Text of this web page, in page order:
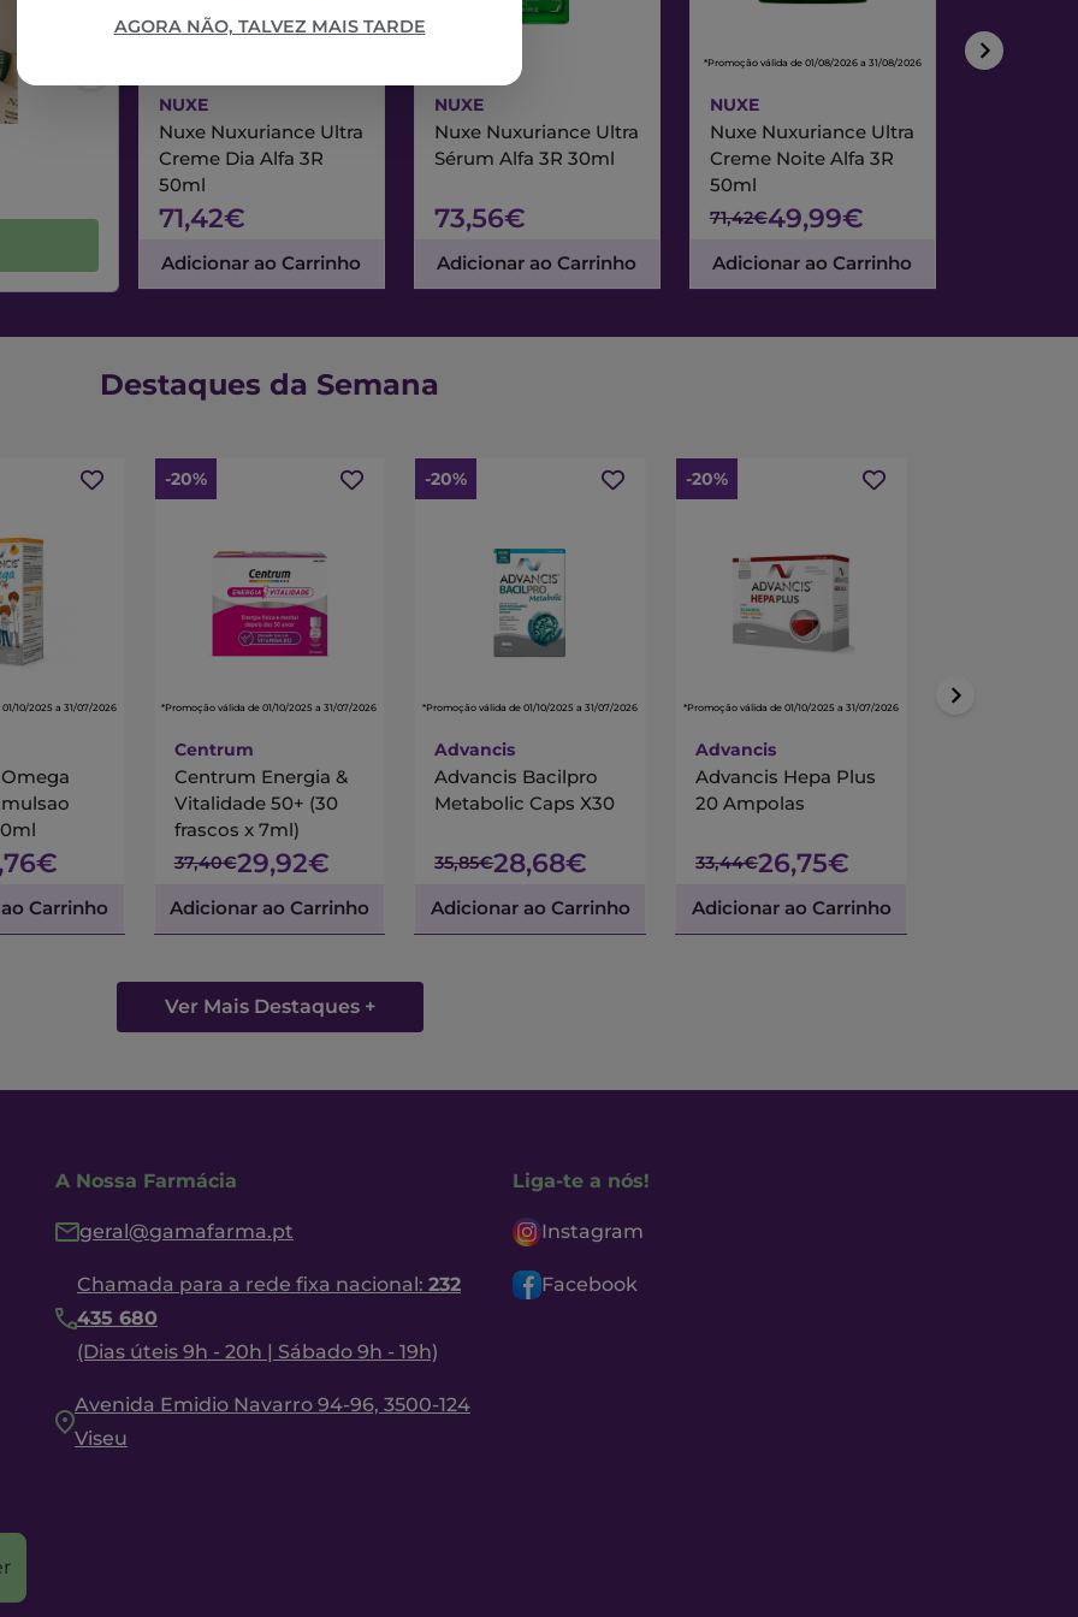
AGORA NÃO, TALVEZ MAIS TARDE
NUXE
Nuxe Nuxuriance Ultra
Creme Dia Alfa 3R
50ml
71,42€
Adicionar ao Carrinho
NUXE
Nuxe Nuxuriance Ultra
Sérum Alfa 3R 30ml
73,56€
Adicionar ao Carrinho
*Promoção válida de 01/08/2026 a 31/08/2026
NUXE
Nuxe Nuxuriance Ultra
Creme Noite Alfa 3R
50ml
71,42€49,99€
Adicionar ao Carrinho
*Promoção válida
Destaques da Semana
10/2025 a 31/07/2026
Carrinho
-20%
*Promoção válida de 01/10/2025 a 31/07/2026
Centrum
Centrum Energia &
Vitalidade 50+ (30
frascos x 7ml)
37,40€29,92€
Adicionar ao Carrinho
-20%
*Promoção válida de 01/10/2025 a 31/07/2026
Advancis
Advancis Bacilpro
Metabolic Caps X30
35,85€28,68€
Adicionar ao Carrinho
-20%
*Promoção válida de 01/10/2025 a 31/07/2026
Advancis
Advancis Hepa Plus
20 Ampolas
33,44€26,75€
Adicionar ao Carrinho
*Promoção válida de 01/
Ver Mais Destaques +
A Nossa Farmácia
geral@gamafarma.pt
Chamada para a rede fixa nacional: 232
435 680
(Dias úteis 9h - 20h | Sábado 9h - 19h)
Avenida Emidio Navarro 94-96, 3500-124
Viseu
Liga-te a nós!
Instagram
Facebook